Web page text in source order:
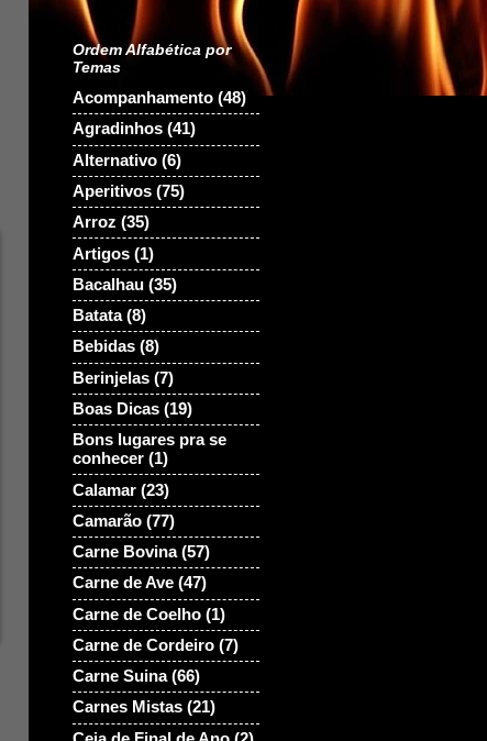
Ordem Alfabética por
Temas
Acompanhamento (48)
Agradinhos (41)
Alternativo (6)
Aperitivos (75)
Arroz (35)
Artigos (1)
Bacalhau (35)
Batata (8)
Bebidas (8)
Berinjelas (7)
Boas Dicas (19)
Bons lugares pra se
conhecer (1)
Calamar (23)
Camarão (77)
Carne Bovina (57)
Carne de Ave (47)
Carne de Coelho (1)
Carne de Cordeiro (7)
Carne Suina (66)
Carnes Mistas (21)